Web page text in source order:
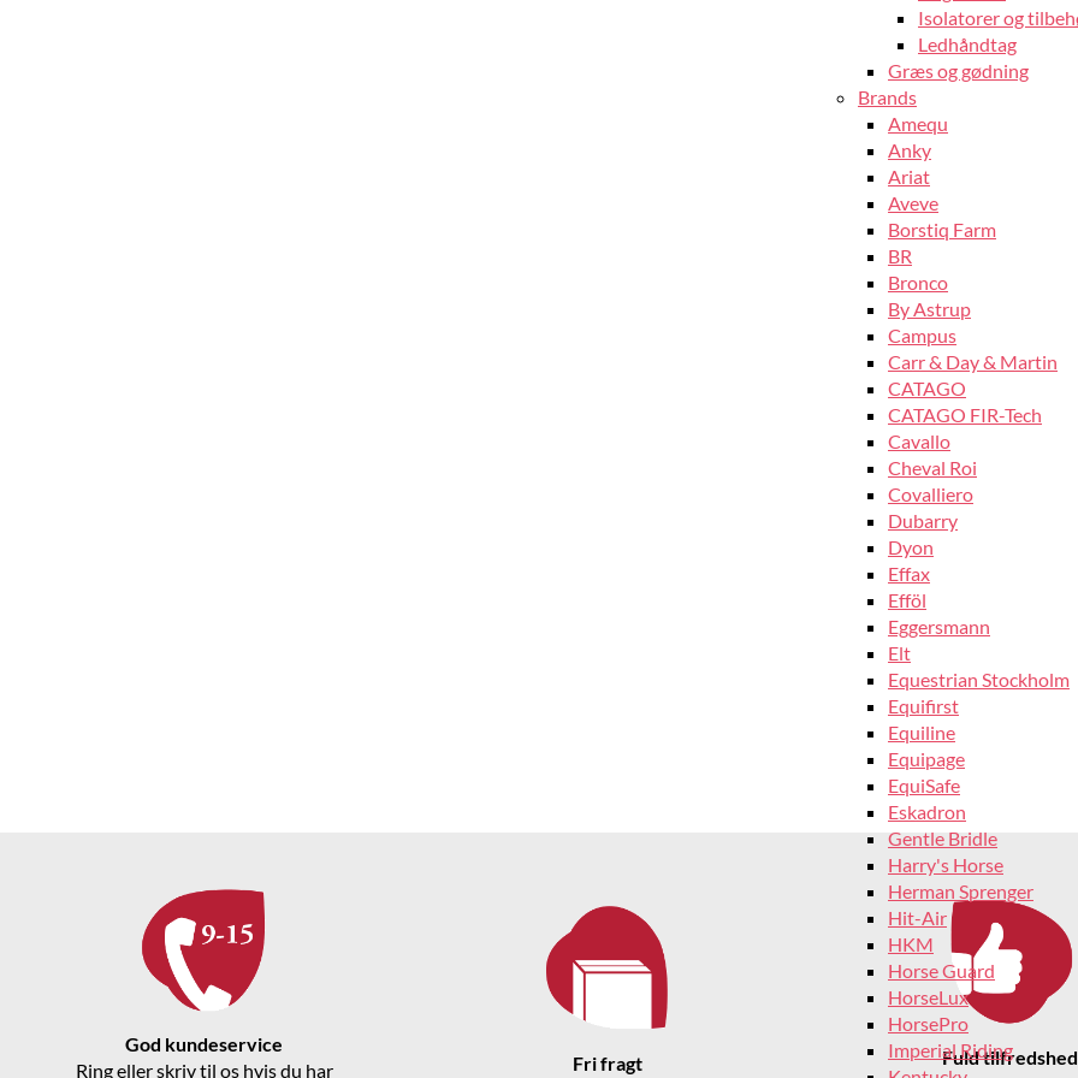
Isolatorer og
Ledhåndtag
Græs og gødning
Brands
Amequ
Anky
Ariat
Aveve
Borstiq Farm
BR
Bronco
By Astrup
Campus
Carr & Day & Martin
CATAGO
CATAGO FIR-Tech
Cavallo
Cheval Roi
Covalliero
Dubarry
Dyon
Effax
Efföl
Eggersmann
Elt
Equestrian Stockholm
Equifirst
Equiline
Equipage
EquiSafe
Eskadron
Gentle Bridle
Harry's Horse
Herman Sprenger
Hit-Air
HKM
Horse Guard
HorseLux
HorsePro
Imperial Riding
God kundeservice
Ring eller skriv til os hvis du har
Fri fragt
Fuld tilfredshed